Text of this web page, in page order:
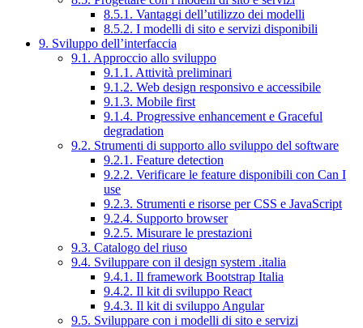
8.5.1. Vantaggi dell’utilizzo dei modelli
8.5.2. I modelli di sito e servizi disponibili
9. Sviluppo dell’interfaccia
9.1. Approccio allo sviluppo
9.1.1. Attività preliminari
9.1.2. Web design responsivo e accessibile
9.1.3. Mobile first
9.1.4. Progressive enhancement e Graceful
degradation
9.2. Strumenti di supporto allo sviluppo del software
9.2.1. Feature detection
9.2.2. Verificare le feature disponibili con Can I
use
9.2.3. Strumenti e risorse per CSS e JavaScript
9.2.4. Supporto browser
9.2.5. Misurare le prestazioni
9.3. Catalogo del riuso
9.4. Sviluppare con il design system .italia
9.4.1. Il framework Bootstrap Italia
9.4.2. Il kit di sviluppo React
9.4.3. Il kit di sviluppo Angular
9.5. Sviluppare con i modelli di sito e servizi